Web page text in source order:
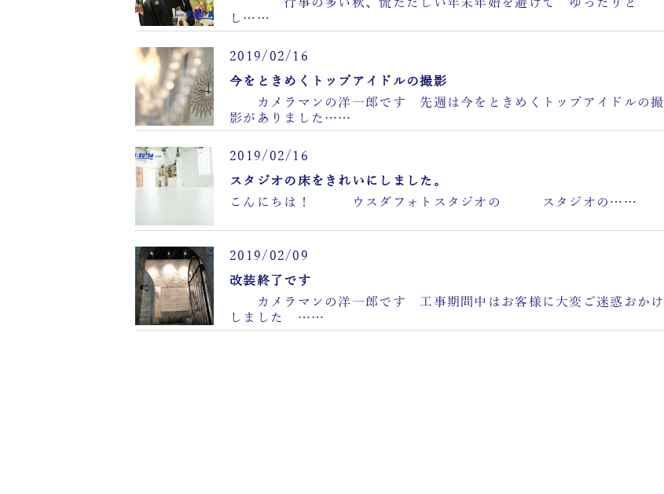
行事の多い秋、慌ただしい年末年始を避けて ゆったりと
し……
2019/02/16
今をときめくトップアイドルの撮影
カメラマンの洋一郎です 先週は今をときめくトップアイドルの撮
影がありました……
2019/02/16
スタジオの床をきれいにしました。
こんにちは！ ウスダフォトスタジオの スタジオの……
2019/02/09
改装終了です
カメラマンの洋一郎です 工事期間中はお客様に大変ご迷惑おかけ
しました ……